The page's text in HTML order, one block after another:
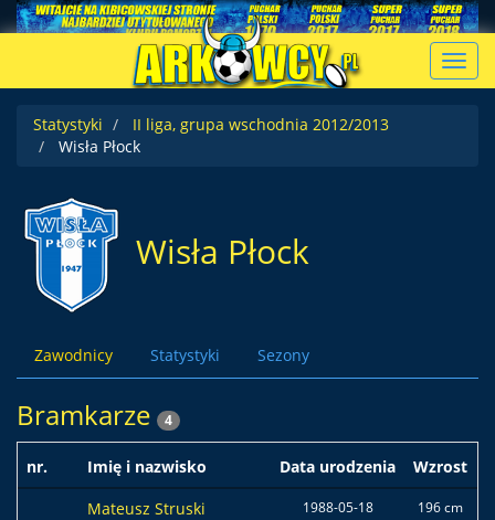
Statystyki
II liga, grupa wschodnia 2012/2013
Wisła Płock
Wisła Płock
Zawodnicy Statystyki Sezony
Bramkarze 4
nr. Imię i nazwisko Data urodzenia Wzrost
Mateusz Struski
1988-05-18 196 cm